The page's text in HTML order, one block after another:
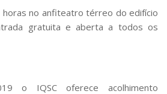
no anfiteatro térreo do edifício
gratuita e aberta a todos os
o IQSC oferece acolhimento